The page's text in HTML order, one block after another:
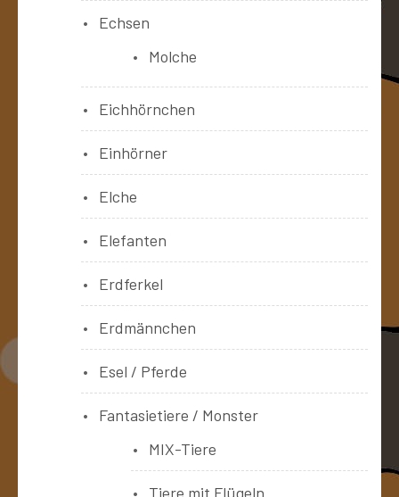
Echsen
Molche
Eichhörnchen
Einhörner
Elche
Elefanten
Erdferkel
Erdmännchen
Esel / Pferde
Fantasietiere / Monster
MIX-Tiere
Tiere mit Flügeln